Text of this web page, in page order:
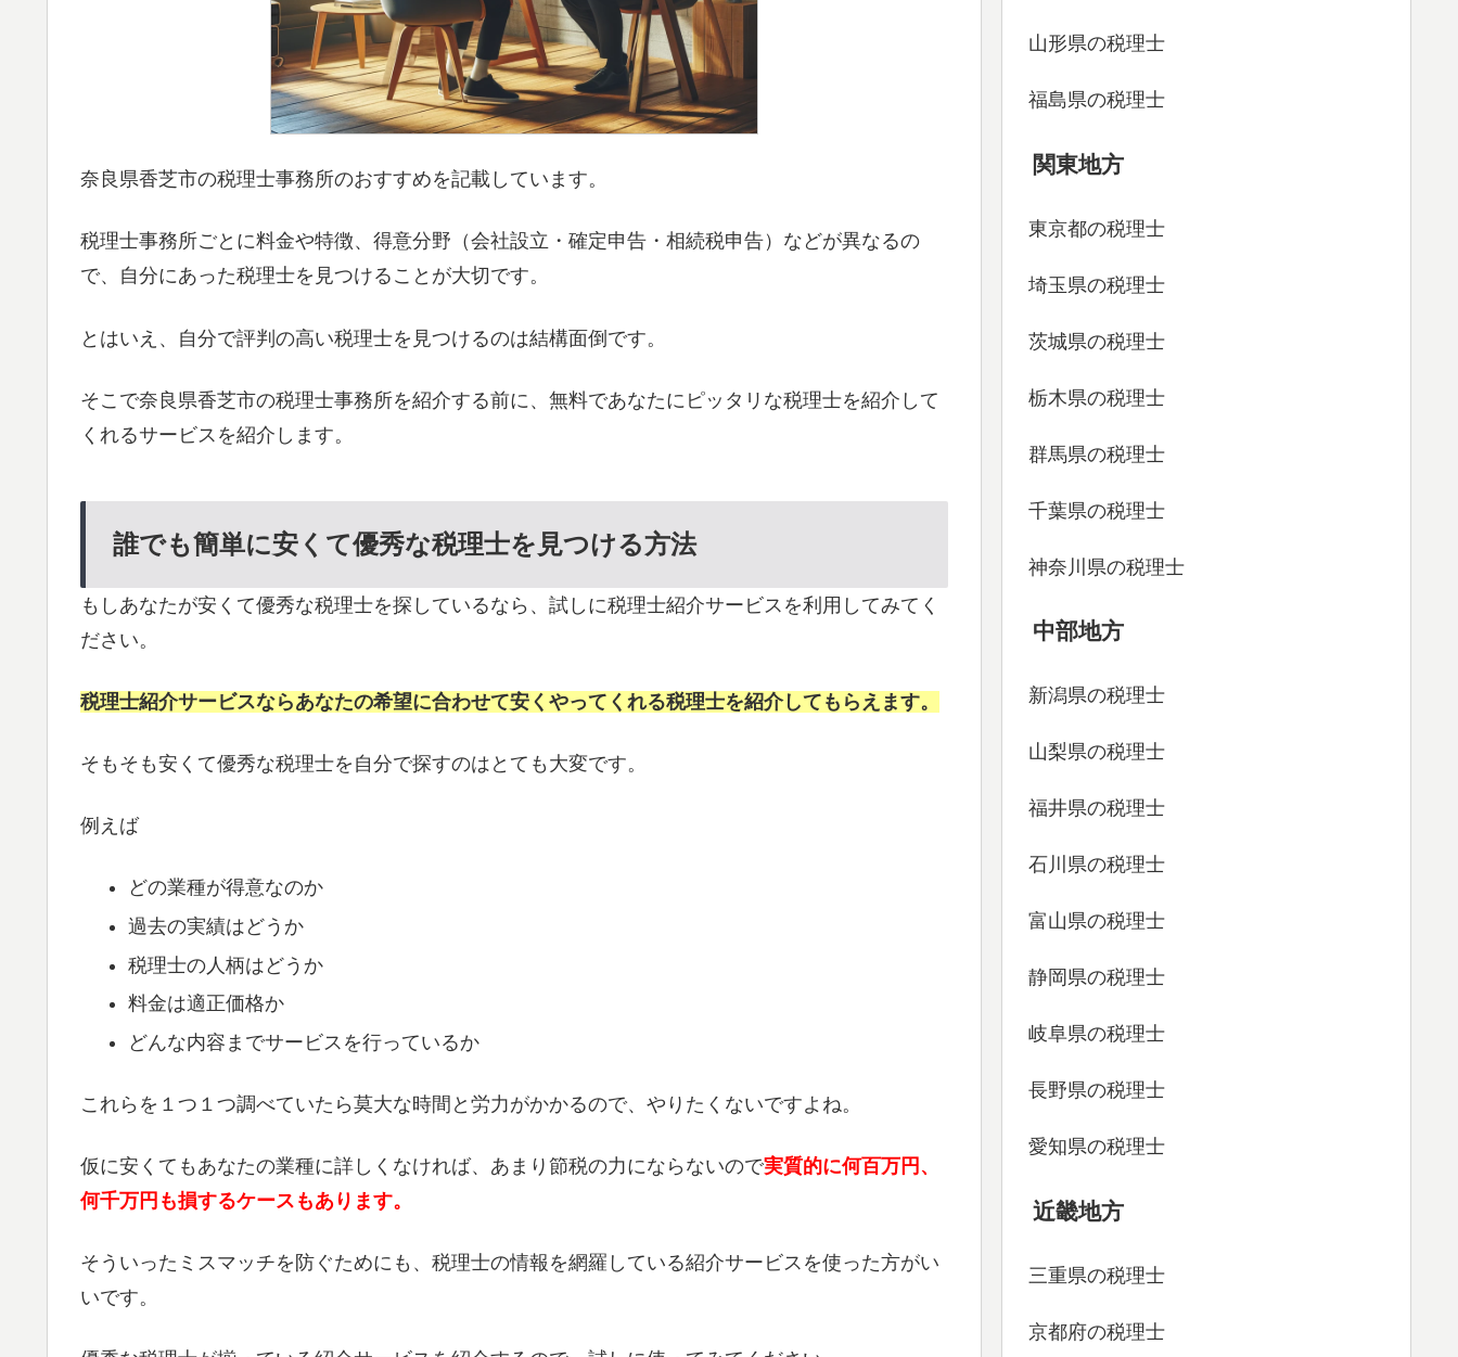
奈良県香芝市の税理士事務所のおすすめを記載しています。
税理士事務所ごとに料金や特徴、得意分野（会社設立・確定申告・相続税申告）などが異なるの
で、自分にあった税理士を見つけることが大切です。
とはいえ、自分で評判の高い税理士を見つけるのは結構面倒です。
そこで奈良県香芝市の税理士事務所を紹介する前に、無料であなたにピッタリな税理士を紹介して
くれるサービスを紹介します。
誰でも簡単に安くて優秀な税理士を見つける方法
もしあなたが安くて優秀な税理士を探しているなら、試しに税理士紹介サービスを利用してみてく
ださい。
税理士紹介サービスならあなたの希望に合わせて安くやってくれる税理士を紹介してもらえます。
そもそも安くて優秀な税理士を自分で探すのはとても大変です。
例えば
どの業種が得意なのか
過去の実績はどうか
税理士の人柄はどうか
料金は適正価格か
どんな内容までサービスを行っているか
これらを１つ１つ調べていたら莫大な時間と労力がかかるので、やりたくないですよね。
仮に安くてもあなたの業種に詳しくなければ、あまり節税の力にならないので実質的に何百万円、
何千万円も損するケースもあります。
そういったミスマッチを防ぐためにも、税理士の情報を網羅している紹介サービスを使った方がい
いです。
山形県の税理士
福島県の税理士
関東地方
東京都の税理士
埼玉県の税理士
茨城県の税理士
栃木県の税理士
群馬県の税理士
千葉県の税理士
神奈川県の税理士
中部地方
新潟県の税理士
山梨県の税理士
福井県の税理士
石川県の税理士
富山県の税理士
静岡県の税理士
岐阜県の税理士
長野県の税理士
愛知県の税理士
近畿地方
三重県の税理士
京都府の税理士